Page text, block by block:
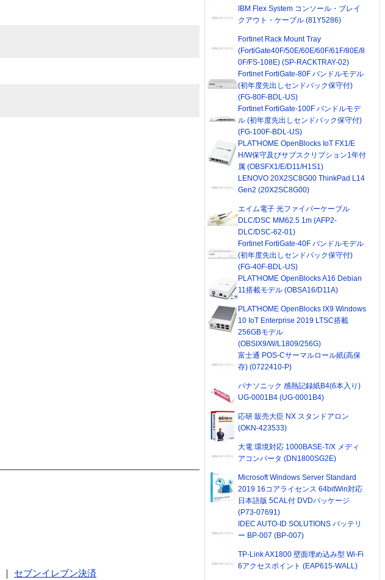
セブンイレブン決済
IBM Flex System コンソール・ブレイ
クアウト・ケーブル (81Y5286)
Fortinet Rack Mount Tray
(FortiGate40F/50E/60E/60F/61F/80E/8
0F/FS-108E) (SP-RACKTRAY-02)
Fortinet FortiGate-80F バンドルモデル
(初年度先出しセンドバック保守付)
(FG-80F-BDL-US)
Fortinet FortiGate-100F バンドルモデ
ル (初年度先出しセンドバック保守付)
(FG-100F-BDL-US)
PLAT'HOME OpenBlocks IoT FX1/E
H/W保守及びサブスクリプション1年付
属 (OBSFX1/E/D11/H1S1)
LENOVO 20X2SC8G00 ThinkPad L14
Gen2 (20X2SC8G00)
エイム電子 光ファイバーケーブル
DLC/DSC MM62.5 1m (AFP2-
DLC/DSC-62-01)
Fortinet FortiGate-40F バンドルモデル
(初年度先出しセンドバック保守付)
(FG-40F-BDL-US)
PLAT'HOME OpenBlocks A16 Debian
11搭載モデル (OBSA16/D11A)
PLAT'HOME OpenBlocks IX9 Windows
10 IoT Enterprise 2019 LTSC搭載
256GBモデル
(OBSIX9/W/L1809/256G)
富士通 POS-Cサーマルロール紙(高保
存) (0722410-P)
パナソニック 感熱記録紙B4(6本入り)
UG-0001B4 (UG-0001B4)
応研 販売大臣 NX スタンドアロン
(OKN-423533)
大電 環境対応 1000BASE-T/X メディ
アコンバータ (DN1800SG2E)
Microsoft Windows Server Standard
2019 16コアライセンス 64bitWin対応
日本語版 5CAL付 DVDパッケージ
(P73-07691)
IDEC AUTO-ID SOLUTIONS バッテリ
ー BP-007 (BP-007)
TP-Link AX1800 壁面埋め込み型 Wi-Fi
6アクセスポイント (EAP615-WALL)